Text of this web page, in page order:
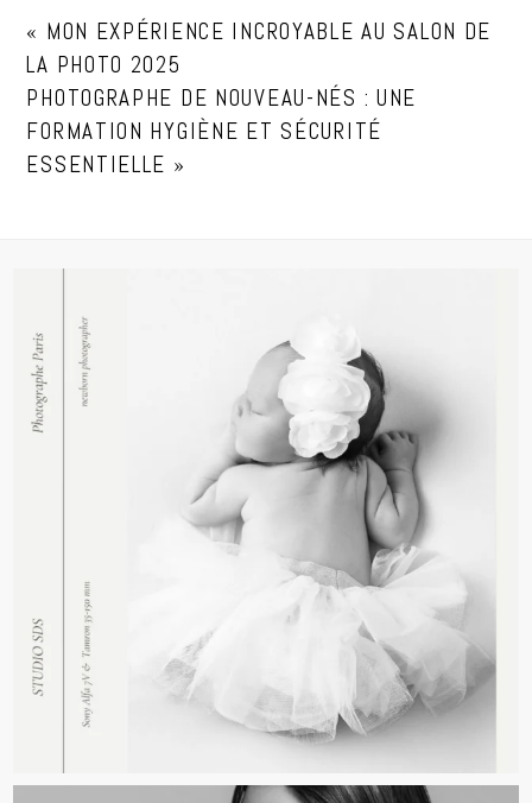
fields are marked *
« MON EXPÉRIENCE INCROYABLE AU SALON DE
LA PHOTO 2025
PHOTOGRAPHE DE NOUVEAU-NÉS : UNE
FORMATION HYGIÈNE ET SÉCURITÉ
ESSENTIELLE »